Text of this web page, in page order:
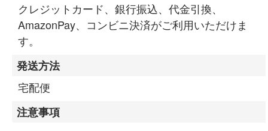
クレジットカード、銀行振込、代金引換、
AmazonPay、コンビニ決済がご利用いただけま
す。
発送方法
宅配便
注意事項